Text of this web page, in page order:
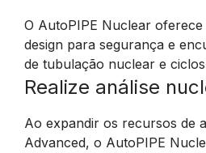
O AutoPIPE Nuclear
design para segurança e
de tubulação nuclear e
Realize análise
Ao expandir os recursos de
Advanced, o AutoPIPE